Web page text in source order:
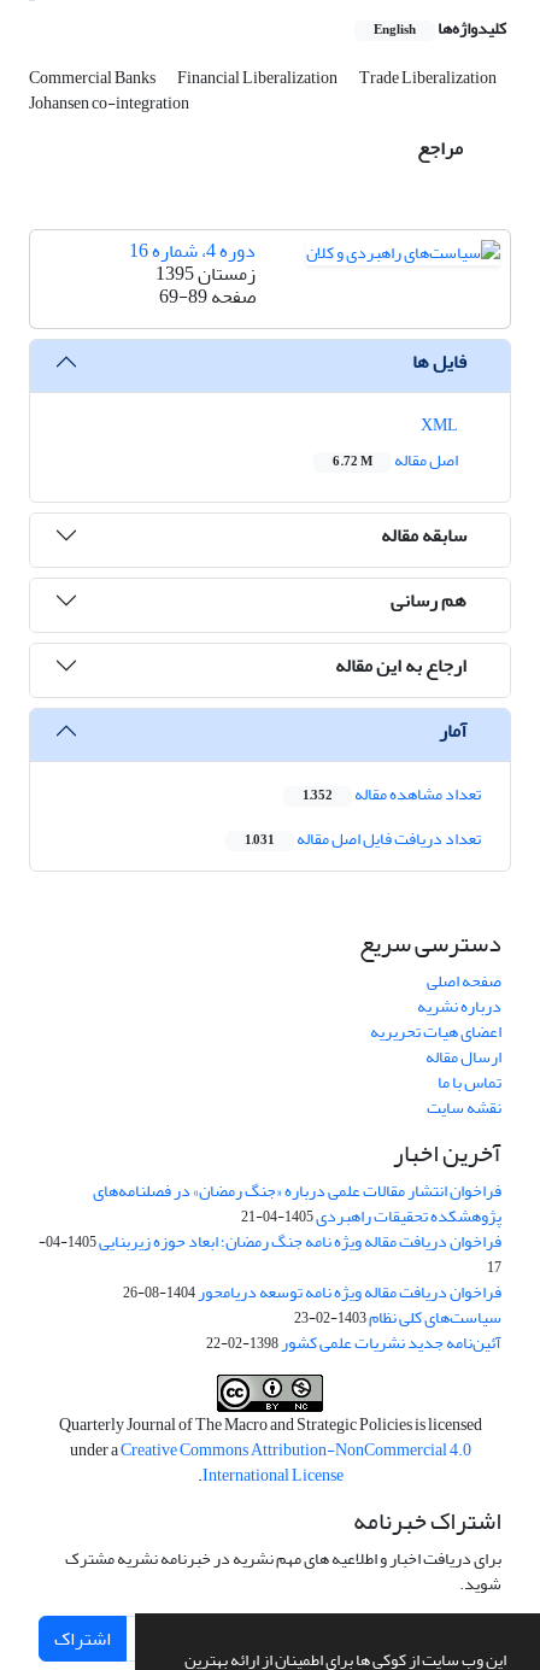
این وب سایت از کوکی ها برای اطمینان از ارائه بهترین
کلیدواژه‌ها English
Commercial Banks Financial Liberalization Trade Liberalization
Johansen co-integration
مراجع
دوره 4، شماره 16
زمستان 1395
صفحه69-89
فایل ها
اصل مقاله
6.72 M
سابقه مقاله
هم رسانی
ارجاع به این مقاله
آمار
تعداد مشاهده مقاله 1,352
تعداد دریافت فایل اصل مقاله 1,031
دسترسی سریع
صفحه اصلی
درباره نشریه
اعضای هیات تحریریه
ارسال مقاله
تماس با ما
نقشه سایت
آخرین اخبار
فراخوان انتشار مقالات علمی درباره «جنگ رمضان» در فصلنامه‌های
پژوهشکده تحقیقات راهبردی1405-04-21
فراخوان دریافت مقاله ویژه نامه جنگ رمضان؛ ابعاد حوزه زیربنایی
1405-04-
17
فراخوان دریافت مقاله ویژه نامه توسعه دریامحور1404-08-26
سیاست‌های کلی نظام1403-02-23
آئین‌نامه جدید نشریات علمی کشور1398-02-22
Quarterly Journal of The Macro and Strategic Policies is licensed
under aCreative Commons Attribution-NonCommercial 4.0
International License
.
اشتراک خبرنامه
برای دریافت اخبار و اطلاعیه های مهم نشریه در خبرنامه نشریه مشترک
شوید.
اشتراک